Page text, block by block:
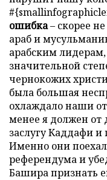
ошибка– скорее
араб и
арабским
значительной
чернокожих
была большая
охлаждало наши
менее я должен
заслугу Каддафи
Именно они
референдума и
Башира признать